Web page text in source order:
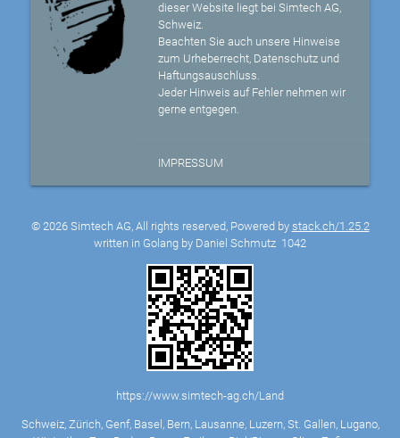
dieser Website liegt bei Simtech AG,
Schweiz.
Beachten Sie auch unsere Hinweise
zum Urheberrecht, Datenschutz und
Haftungsauschluss.
Jeder Hinweis auf Fehler nehmen wir
gerne entgegen.
IMPRESSUM
© 2026 Simtech AG, All rights reserved, Powered by stack.ch/1.25.2
written in Golang by Daniel Schmutz 1042
https://www.simtech-ag.ch/Land
Schweiz, Zürich, Genf, Basel, Bern, Lausanne, Luzern, St. Gallen, Lugano,